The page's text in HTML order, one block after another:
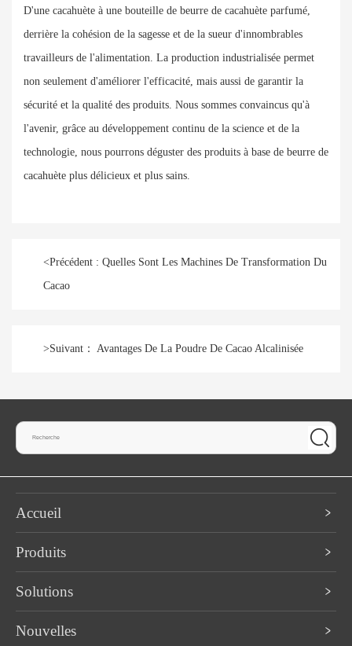
D'une cacahuète à une bouteille de beurre de cacahuète parfumé,
derrière la cohésion de la sagesse et de la sueur d'innombrables
travailleurs de l'alimentation. La production industrialisée permet
non seulement d'améliorer l'efficacité, mais aussi de garantir la
sécurité et la qualité des produits. Nous sommes convaincus qu'à
l'avenir, grâce au développement continu de la science et de la
technologie, nous pourrons déguster des produits à base de beurre de
cacahuète plus délicieux et plus sains.
<Précédent : Quelles Sont Les Machines De Transformation Du
Cacao
>Suivant： Avantages De La Poudre De Cacao Alcalinisée
Accueil
Produits
Solutions
Nouvelles